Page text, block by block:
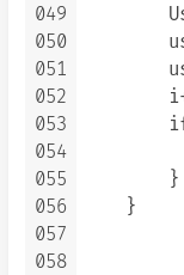
049
050
051
052
053
054
055
056
057
058
        }
    }